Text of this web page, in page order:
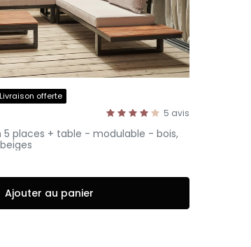
Livraison offerte
5 avis
5 places + table - modulable - bois,
Ajouter au panier